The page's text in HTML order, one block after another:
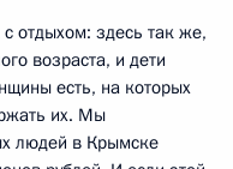
отдыхом: здесь так же,
возраста, и дети
есть, на которых
их. Мы
людей в Крымске